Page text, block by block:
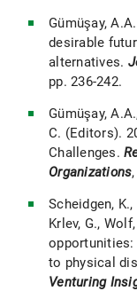
Gümüşay,
desirable
alternatives.
pp. 236-242.
Gümüşay,
C. (Editors).
Challenges.
Organizations
Scheidgen, K.,
Krlev, G.,
to physical
Venturing